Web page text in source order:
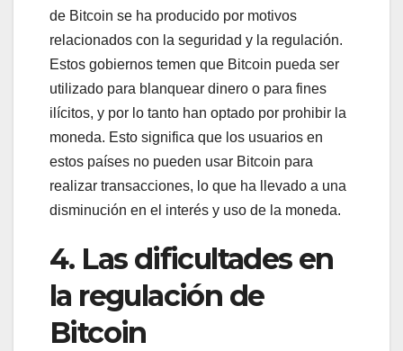
de Bitcoin se ha producido por motivos
relacionados con la seguridad y la regulación.
Estos gobiernos temen que Bitcoin pueda ser
utilizado para blanquear dinero o para fines
ilícitos, y por lo tanto han optado por prohibir la
moneda. Esto significa que los usuarios en
estos países no pueden usar Bitcoin para
realizar transacciones, lo que ha llevado a una
disminución en el interés y uso de la moneda.
4. Las dificultades en
la regulación de
Bitcoin